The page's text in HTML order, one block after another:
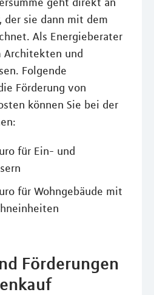
der sie dann mit dem
Als Energieberater
Architekten und
Folgende
Förderung von
können Sie bei der
für Ein- und
für Wohngebäude mit
Förderungen